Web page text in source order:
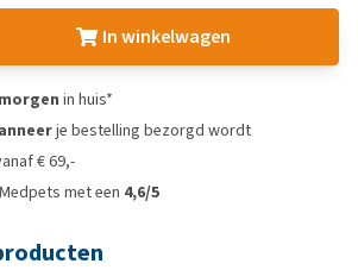
In winkelwagen
morgen in huis*
je bestelling bezorgd wordt
€ 69,-
met een 4,6/5